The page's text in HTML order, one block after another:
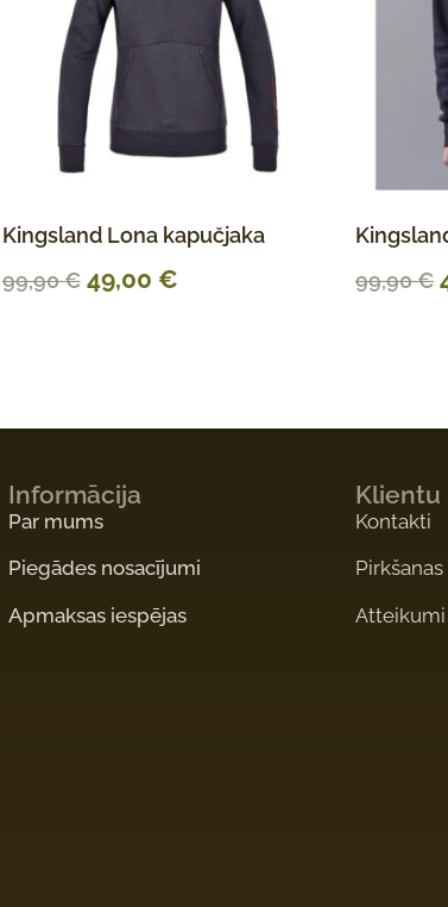
Kingsland Lona kapučjaka
99,90€ 49,00 €
99,90€
Informācija
Par mums
Piegādes nosacījumi
Apmaksas iespējas
Klientu
Kontakti
Atteikumi